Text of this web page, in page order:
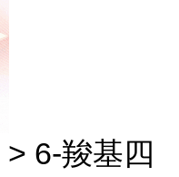
> 6-羧基四